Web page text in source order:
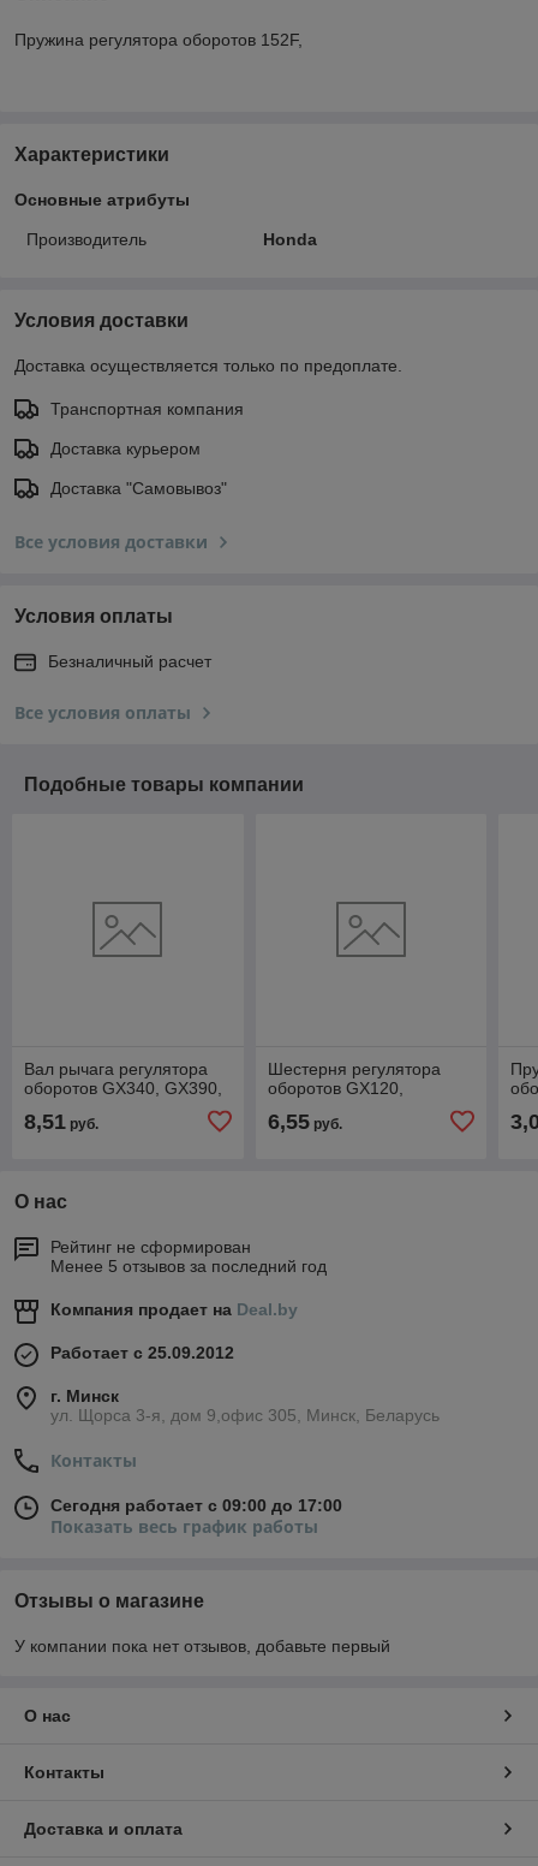
Пружина регулятора оборотов 152F,
Характеристики
Основные атрибуты
Производитель Honda
Условия доставки
Доставка осуществляется только по предоплате.
Транспортная компания
Доставка курьером
Доставка "Самовывоз"
Все условия доставки
Условия оплаты
Безналичный расчет
Все условия оплаты
Подобные товары компании
Вал рычага регулятора
оборотов GX340, GX390,
8,51 руб.
Шестерня регулятора
оборотов GX120,
6,55руб.
О нас
Рейтинг не сформирован
Менее 5 отзывов за последний год
Компания продает на Deal.by
Работает с 25.09.2012
г. Минск
ул. Щорса 3-я, дом 9,офис 305, Минск, Беларусь
Контакты
Сегодня работает с 09:00 до 17:00
Показать весь график работы
Отзывы о магазине
У компании пока нет отзывов, добавьте первый
О нас
Контакты
Доставка и оплата